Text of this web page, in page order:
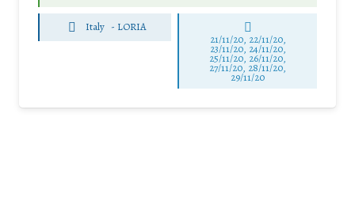
Italy - LORIA
21/11/20, 22/11/20,
23/11/20, 24/11/20,
25/11/20, 26/11/20,
27/11/20, 28/11/20,
29/11/20